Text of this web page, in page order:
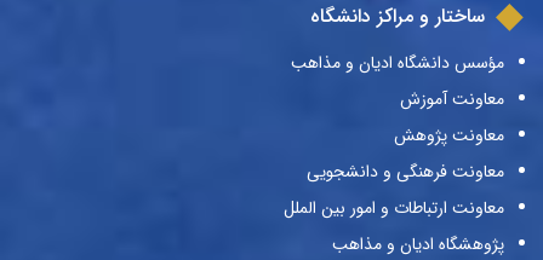
ساختار و مراکز دانشگاه
مؤسس دانشگاه ادیان و مذاهب
معاونت آموزش
معاونت پژوهش
معاونت فرهنگی و دانشجویی
معاونت ارتباطات و امور بین الملل
پژوهشگاه ادیان و مذاهب